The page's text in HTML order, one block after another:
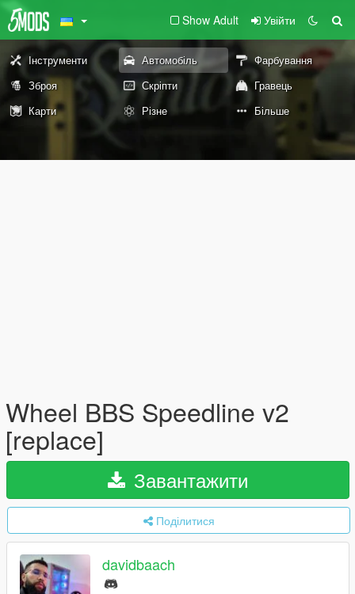
Show Adult Увійти
Інструменти Автомобіль
Фарбування
Зброя
Скріпти
Гравець
Карти
Різне Більше
Wheel BBS Speedline v2
[replace]
Завантажити
Поділитися
davidbaach